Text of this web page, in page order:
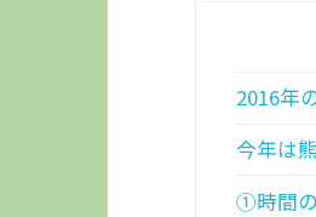
2016年
今年は
①時間の